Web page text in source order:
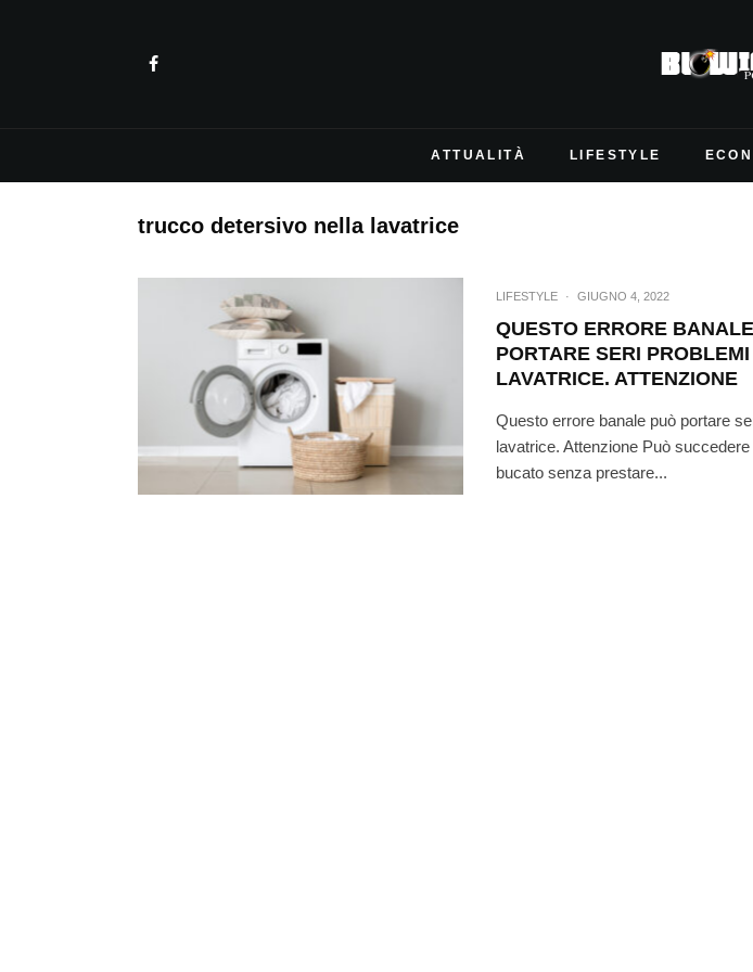
ATTUALITÀ LIFESTYLE
trucco detersivo nella lavatrice
LIFESTYLE · GIUGNO 4, 2022
QUESTO ERRORE
PORTARE SERI
LAVATRICE. ATTENZIONE
Questo errore banale può portare
lavatrice. Attenzione Può
bucato senza prestare...